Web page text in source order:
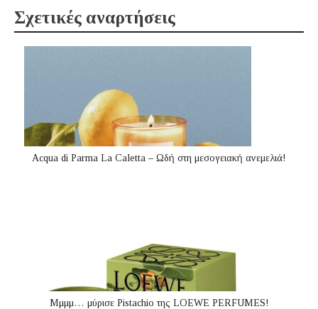
Σχετικές αναρτήσεις
Acqua di Parma La Caletta – Ωδή στη μεσογειακή ανεμελιά!
Μμμμ… μύρισε Pistachio της LOEWE PERFUMES!